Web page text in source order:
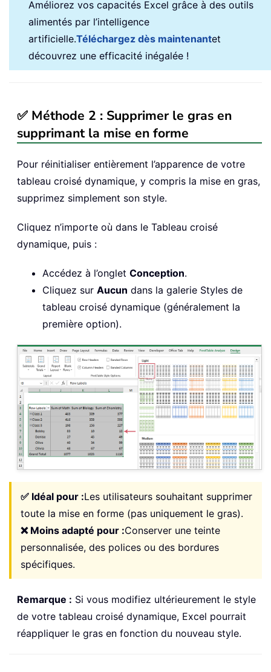
Améliorez vos capacités Excel grâce à des outils
alimentés par l’intelligence
artificielle.Téléchargez dès maintenantet
découvrez une efficacité inégalée !
✅ Méthode 2 : Supprimer le gras en
supprimant la mise en forme
Pour réinitialiser entièrement l’apparence de votre
tableau croisé dynamique, y compris la mise en gras,
supprimez simplement son style.
Cliquez n’importe où dans le Tableau croisé
dynamique, puis :
Accédez à l’onglet Conception.
Cliquez sur Aucun dans la galerie Styles de
tableau croisé dynamique (généralement la
première option).
✅ Idéal pour :Les utilisateurs souhaitant supprimer
toute la mise en forme (pas uniquement le gras).
❌ Moins adapté pour :Conserver une teinte
personnalisée, des polices ou des bordures
spécifiques.
Remarque : Si vous modifiez ultérieurement le style
de votre tableau croisé dynamique, Excel pourrait
réappliquer le gras en fonction du nouveau style.